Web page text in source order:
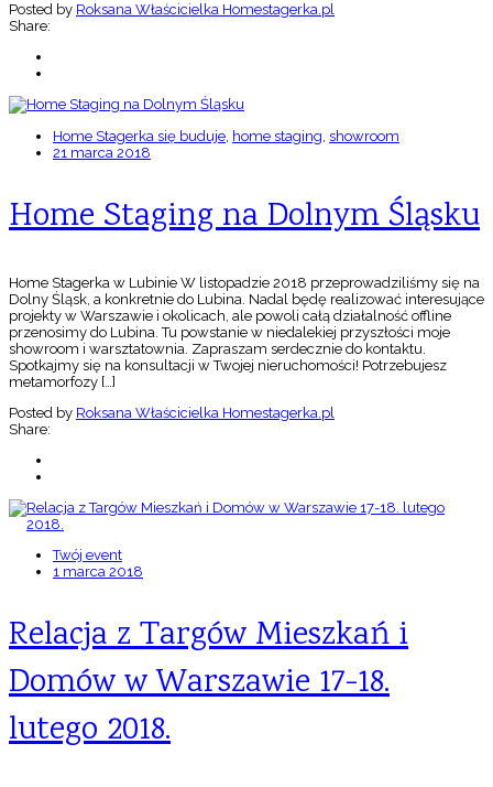
Posted by Roksana Właścicielka Homestagerka.pl
Share:
Home Stagerka się buduje, home staging, showroom
21 marca 2018
Home Staging na Dolnym Śląsku
Home Stagerka w Lubinie W listopadzie 2018 przeprowadziliśmy się na
Dolny Śląsk, a konkretnie do Lubina. Nadal będę realizować interesujące
projekty w Warszawie i okolicach, ale powoli całą działalność offline
przenosimy do Lubina. Tu powstanie w niedalekiej przyszłości moje
showroom i warsztatownia. Zapraszam serdecznie do kontaktu.
Spotkajmy się na konsultacji w Twojej nieruchomości! Potrzebujesz
metamorfozy […]
Posted by Roksana Właścicielka Homestagerka.pl
Share:
Twój event
1 marca 2018
Relacja z Targów Mieszkań i
Domów w Warszawie 17-18.
lutego 2018.